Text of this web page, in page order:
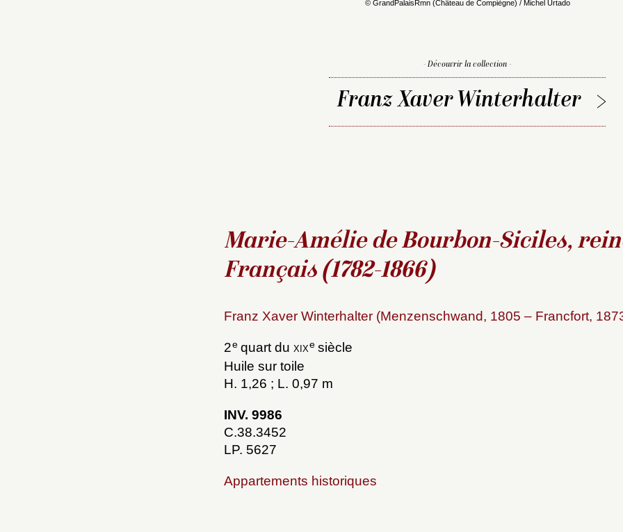
© GrandPalaisRmn (Château de Compiègne) / Michel Urtado
- Découvrir la collection -
Franz Xaver Winterhalter
Marie-Amélie de Bourbon-Siciles,
Français (1782-1866)
Franz Xaver Winterhalter (Menzenschwand, 1805 – Francfort,
2equart du xixesiècle
Huile sur toile
H. 1,26 ; L. 0,97 m
INV. 9986
C.38.3452
LP. 5627
Appartements historiques
Choix du dossier où ajouter la
Connexion